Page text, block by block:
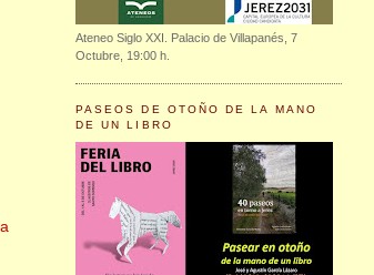
Ateneo Siglo XXI. Palacio de Villapanés, 7
Octubre, 19:00 h.
PASEOS DE OTOÑO DE LA MANO
DE UN LIBRO